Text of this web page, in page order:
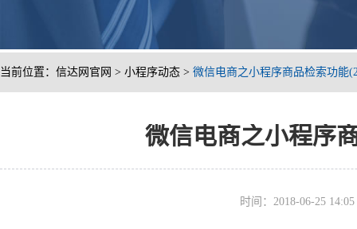
当前位置： 信达网官网 > 小程序动态 > 微信电商之小程序商品检索功能
微信电商之小程序
时间：2018-06-25